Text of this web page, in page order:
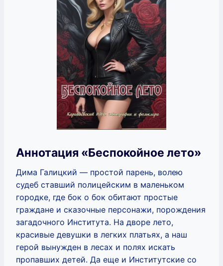
Аннотация «Беспокойное лето»
Дима Галицкий — простой парень, волею
судеб ставший полицейским в маленьком
городке, где бок о бок обитают простые
граждане и сказочные персонажи, порождения
загадочного Института. На дворе лето,
красивые девушки в легких платьях, а наш
герой вынужден в лесах и полях искать
пропавших детей. Да еще и Институтские со